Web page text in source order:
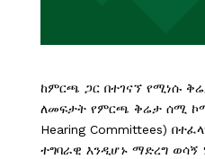
ከምርጫ ጋር በተገናኘ የሚነሱ
ለመፍታት የምርጫ ቅሬታ ሰሚ
Hearing Committees)
ተግባራዊ እንዲሆኑ ማድረግ ወሳኝ